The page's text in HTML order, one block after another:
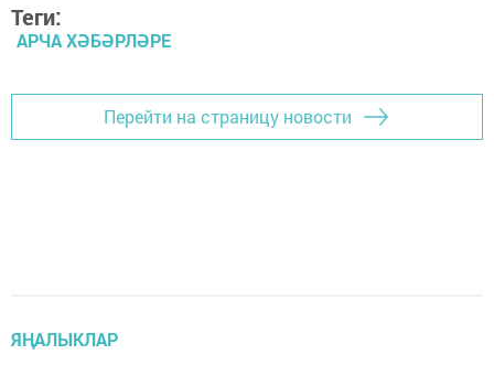
Теги:
АРЧА ХӘБӘРЛӘРЕ
Перейти на страницу новости
ЯҢАЛЫКЛАР